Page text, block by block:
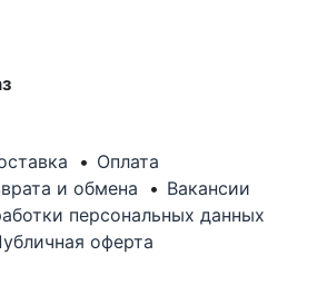
Оплата
и обмена
Вакансии
персональных данных
оферта